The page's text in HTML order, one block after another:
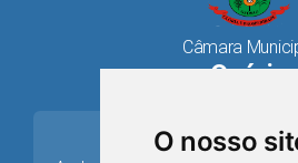
O nosso
Câmara
Osório
place